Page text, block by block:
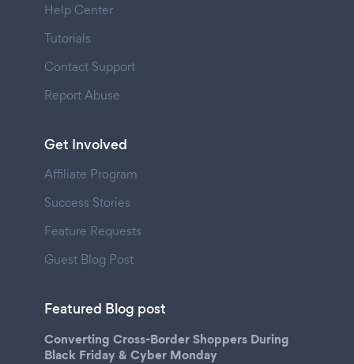
Help Center
Tutorials
Contact Support
Report Abuse
Get Involved
Affiliate Program
Success Stories
Feature Requests
Guest Blog Post
Featured Blog post
Converting Cross-Border Shoppers During
Black Friday & Cyber Monday